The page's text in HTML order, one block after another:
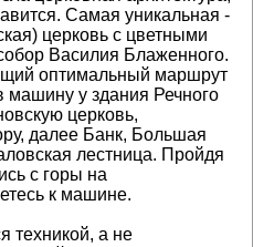
Самая уникальная -
церковь с цветными
Василия Блаженного.
оптимальный маршрут
машину у здания Речного
церковь,
далее Банк, Большая
лестница. Пройдя
с горы на
к машине.
техникой, а не